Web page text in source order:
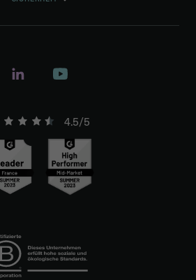
4.5/5